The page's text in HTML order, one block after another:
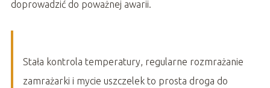
doprowadzić do poważnej awarii.
Stała kontrola temperatury, regularne rozmrażanie
zamrażarki i mycie uszczelek to prosta droga do